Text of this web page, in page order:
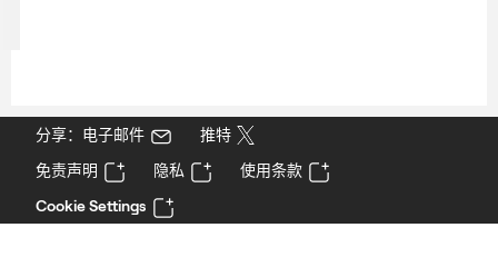
分享：电子邮件
推特
免责声明
隐私
使用条款
Cookie Settings